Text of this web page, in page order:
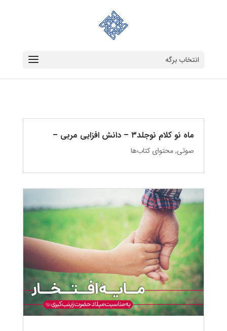
انتخاب برگه
ماه نو کلام نوجلد۳ – دانش‌ افزایی مربی –
صوتی,محتوای کتاب‌ها